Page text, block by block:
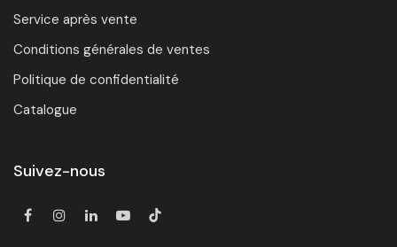
Service après vente
Conditions générales de ventes
Politique de confidentialité
Catalogue
Suivez-nous